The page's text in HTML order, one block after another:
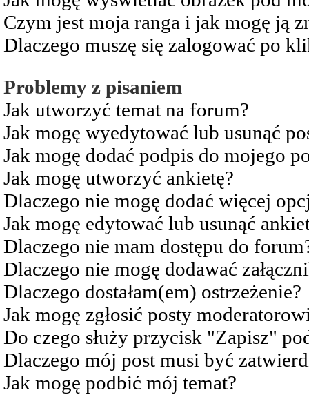
Czym jest moja ranga i jak mogę ją
Dlaczego muszę się zalogować po
Problemy z pisaniem
Jak utworzyć temat na forum?
Jak mogę wyedytować lub usunąć
Jak mogę dodać podpis do mojego
Jak mogę utworzyć ankietę?
Dlaczego nie mogę dodać więcej
Jak mogę edytować lub usunąć
Dlaczego nie mam dostępu do
Dlaczego nie mogę dodawać
Dlaczego dostałam(em) ostrzeżenie?
Jak mogę zgłosić posty
Do czego służy przycisk "Zapisz"
Dlaczego mój post musi być
Jak mogę podbić mój temat?